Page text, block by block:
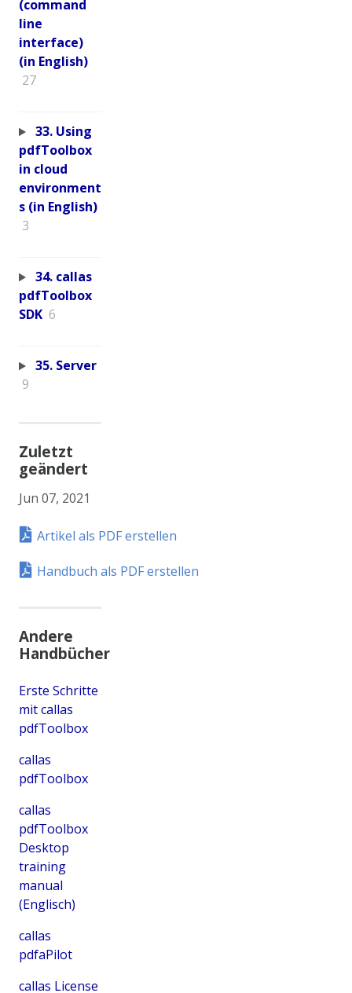
(command
line
interface)
(in English)
27
33. Using
pdfToolbox
in cloud
environment
s (in English)
3
34. callas
pdfToolbox
SDK 6
35. Server
9
Zuletzt
geändert
Jun 07, 2021
Artikel als PDF erstellen
Handbuch als PDF erstellen
Andere
Handbücher
Erste Schritte
mit callas
pdfToolbox
callas
pdfToolbox
callas
pdfToolbox
Desktop
training
manual
(Englisch)
callas
pdfaPilot
callas License